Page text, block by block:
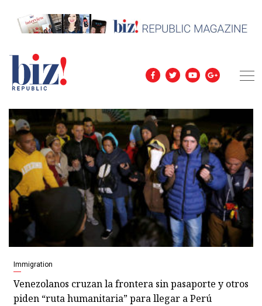
Immigration
Venezolanos cruzan la frontera sin pasaporte y otros
piden “ruta humanitaria” para llegar a Perú